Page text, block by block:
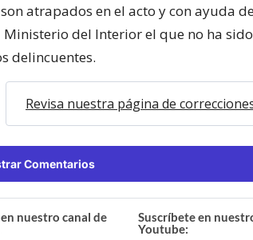
atrapados en el acto y con ayuda
del Interior el que no ha
delincuentes.
Revisa nuestra página de
Comentarios
nuestro canal de
Suscríbete en
Youtube: